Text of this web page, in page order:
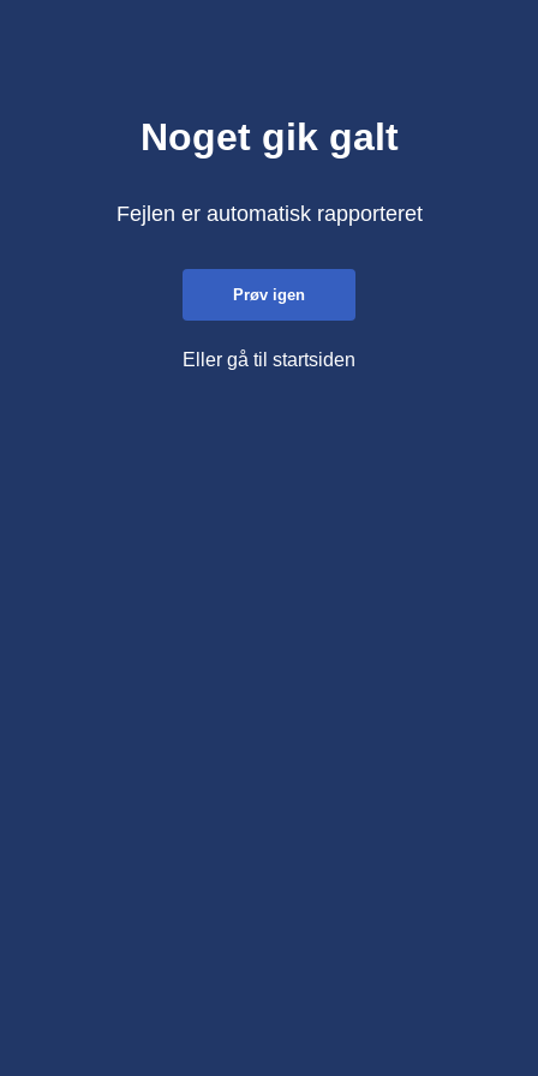
Noget gik galt
Fejlen er automatisk rapporteret
Prøv igen
Eller gå til startsiden